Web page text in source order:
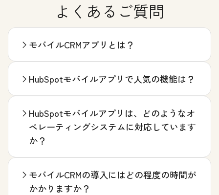
よくあるご質問
モバイルCRMアプリとは？
HubSpotモバイルアプリで人気の機能は？
HubSpotモバイルアプリは、どのようなオ
ペレーティングシステムに対応しています
か？
モバイルCRMの導入にはどの程度の時間が
かかりますか？